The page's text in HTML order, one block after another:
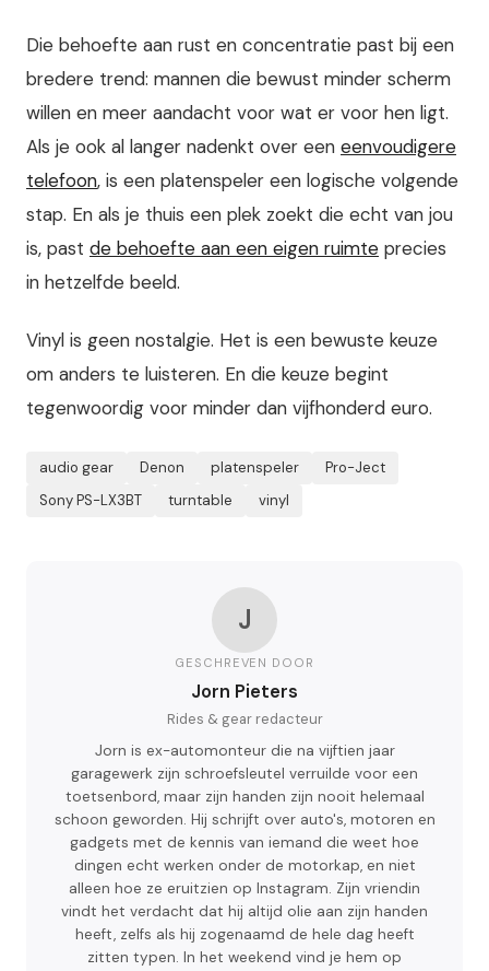
Die behoefte aan rust en concentratie past bij een
bredere trend: mannen die bewust minder scherm
willen en meer aandacht voor wat er voor hen ligt.
Als je ook al langer nadenkt over een eenvoudigere
telefoon, is een platenspeler een logische volgende
stap. En als je thuis een plek zoekt die echt van jou
is, past de behoefte aan een eigen ruimte precies
in hetzelfde beeld.
Vinyl is geen nostalgie. Het is een bewuste keuze
om anders te luisteren. En die keuze begint
tegenwoordig voor minder dan vijfhonderd euro.
audio gear Denon platenspeler
Pro-Ject
Sony PS-LX3BT
turntable vinyl
J
GESCHREVEN DOOR
Jorn Pieters
Rides & gear redacteur
Jorn is ex-automonteur die na vijftien jaar
garagewerk zijn schroefsleutel verruilde voor een
toetsenbord, maar zijn handen zijn nooit helemaal
schoon geworden. Hij schrijft over auto's, motoren en
gadgets met de kennis van iemand die weet hoe
dingen echt werken onder de motorkap, en niet
alleen hoe ze eruitzien op Instagram. Zijn vriendin
vindt het verdacht dat hij altijd olie aan zijn handen
heeft, zelfs als hij zogenaamd de hele dag heeft
zitten typen. In het weekend vind je hem op